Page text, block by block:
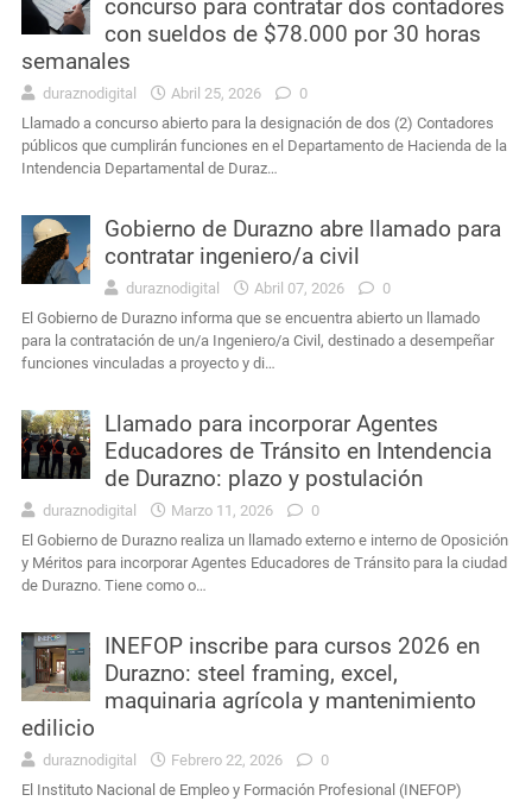
concurso para contratar dos contadores
con sueldos de $78.000 por 30 horas
semanales
duraznodigital Abril 25, 2026
0
Llamado a concurso abierto para la designación de dos (2) Contadores
públicos que cumplirán funciones en el Departamento de Hacienda de la
Intendencia Departamental de Duraz…
Gobierno de Durazno abre llamado para
contratar ingeniero/a civil
duraznodigital Abril 07, 2026
0
El Gobierno de Durazno informa que se encuentra abierto un llamado
para la contratación de un/a Ingeniero/a Civil, destinado a desempeñar
funciones vinculadas a proyecto y di…
Llamado para incorporar Agentes
Educadores de Tránsito en Intendencia
de Durazno: plazo y postulación
duraznodigital Marzo 11, 2026
0
El Gobierno de Durazno realiza un llamado externo e interno de Oposición
y Méritos para incorporar Agentes Educadores de Tránsito para la ciudad
de Durazno. Tiene como o…
INEFOP inscribe para cursos 2026 en
Durazno: steel framing, excel,
maquinaria agrícola y mantenimiento
edilicio
duraznodigital Febrero 22, 2026
0
El Instituto Nacional de Empleo y Formación Profesional (INEFOP)